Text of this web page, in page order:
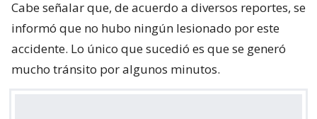
Cabe señalar que, de acuerdo a diversos reportes, se
informó que no hubo ningún lesionado por este
accidente. Lo único que sucedió es que se generó
mucho tránsito por algunos minutos.